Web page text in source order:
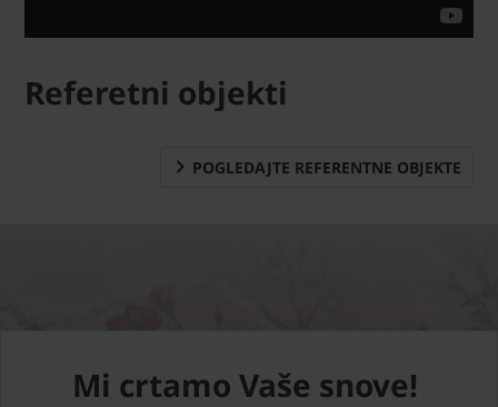
Referetni objekti
POGLEDAJTE REFERENTNE OBJEKTE
Mi crtamo Vaše snove!